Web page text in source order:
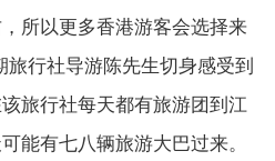
所以更多香港游客会选择来
旅行社导游陈先生切身感受到
旅行社每天都有旅游团到江
能有七八辆旅游大巴过来。